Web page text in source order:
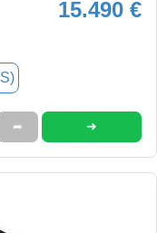
15.490 €
➦ ➜